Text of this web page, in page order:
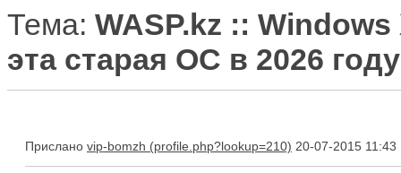
Тема: WASP.kz ::
эта старая ОС в 2026
Прислано vip-bomzh 20-07-2015 11:43